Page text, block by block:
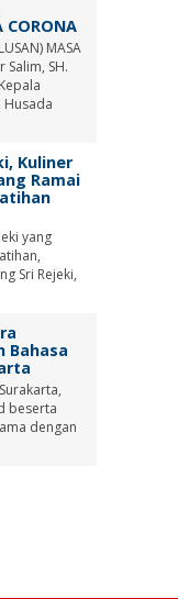
CORONA
MASA
Salim, SH.
Husada
Kuliner
Ramai
yang
Sri Rejeki,
Bahasa
beserta
dengan